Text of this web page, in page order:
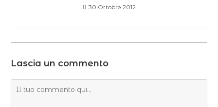
30 Ottobre 2012
Lascia un commento